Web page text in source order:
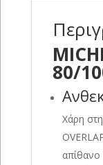
80/
Χάρη
απίθανο